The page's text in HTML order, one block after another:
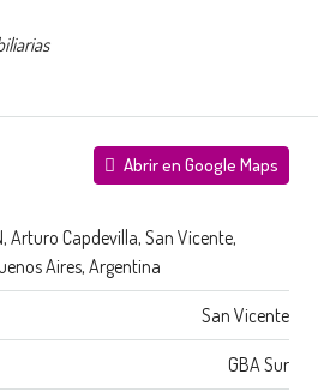
Abrir en Google Maps
Arturo Capdevilla, San Vicente,
Aires, Argentina
San Vicente
GBA Sur